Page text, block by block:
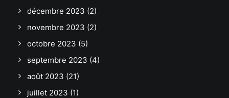
décembre 2023 (2)
novembre 2023 (2)
octobre 2023 (5)
septembre 2023 (4)
août 2023 (21)
juillet 2023 (1)